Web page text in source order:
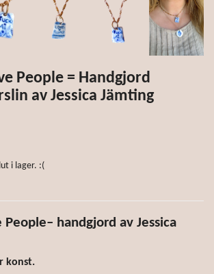
People = Handgjord
av Jessica Jämting
i lager. :(
People– handgjord av Jessica
konst.